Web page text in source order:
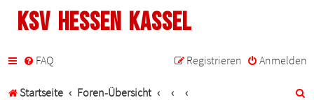
KSV Hessen Kassel
FAQ Anmelden
Registrieren
Startseite Foren-Übersicht